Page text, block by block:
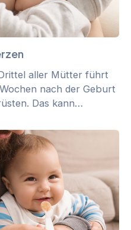
aller Mütter führt
nach der Geburt
Das kann…